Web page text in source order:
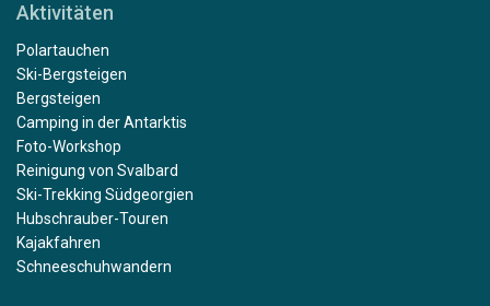
Aktivitäten
Polartauchen
Ski-Bergsteigen
Bergsteigen
Camping in der Antarktis
Foto-Workshop
Reinigung von Svalbard
Ski-Trekking Südgeorgien
Hubschrauber-Touren
Kajakfahren
Schneeschuhwandern